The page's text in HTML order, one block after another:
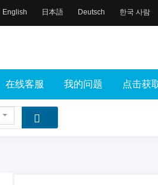
English 日本語 Deutsch 한국 사람
在线客服 我的问题 点击获